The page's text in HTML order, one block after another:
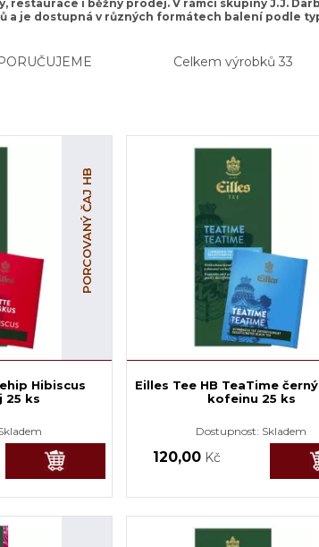
i běžný prodej. V rámci skupiny J.J.
a je dostupná v různých formátech balení podle
Celkem výrobků 33
PORCOVANÝ ČAJ HB
Hibiscus
25 ks
Eilles Tee HB TeaTime
kofeinu 25 ks
Dostupnost: Skladem
120,00 Kč